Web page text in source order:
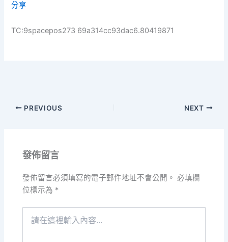
分享
TC:9spacepos273 69a314cc93dac6.80419871
PREVIOUS NEXT
發佈留言
發佈留言必須填寫的電子郵件地址不會公開。 必填欄
位標示為 *